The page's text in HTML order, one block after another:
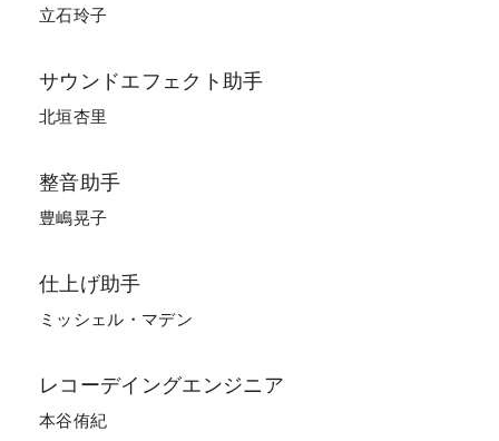
立石玲子
サウンドエフェクト助手
北垣杏里
整音助手
豊嶋晃子
仕上げ助手
ミッシェル・マデン
レコーデイングエンジニア
本谷侑紀